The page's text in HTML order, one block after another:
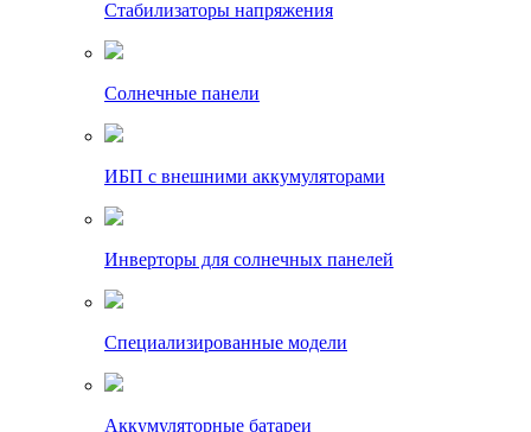
Стабилизаторы напряжения
Солнечные панели
ИБП с внешними аккумуляторами
Инверторы для солнечных панелей
Специализированные модели
Аккумуляторные батареи